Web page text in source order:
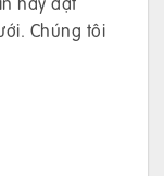
Chúng tôi